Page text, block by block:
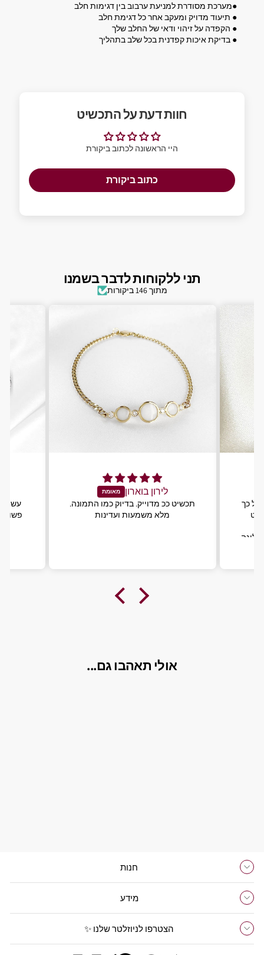
●מערכת מסודרת למניעת ערבוב בין דגימות חלב
● תיעוד מדויק ומעקב אחר כל דגימת חלב
● הקפדה על זיהוי ודאי של החלב שלך
● בדיקת איכות קפדנית בכל שלב בתהליך
חוות דעת על התכשיט
היי הראשונה לכתוב ביקורת
כתוב ביקורת
תני ללקוחות לדבר בשמנו
מתוך 146 ביקורות
פשוט
לירון בוארון
תכשיט ככ מדוייק. בדיוק כמו התמונה.
מלא משמעות ועדינות
כל כך
אולי תאהבו גם...
חנות
מידע
הצטרפו לניוזלטר שלנו ✨